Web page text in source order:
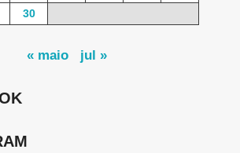
30
« maio jul »